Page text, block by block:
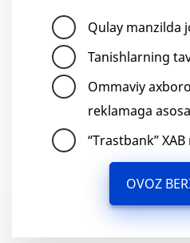
Qulay manzilda
Tanishlarning
Ommaviy
reklamaga
“Trastbank”
OVOZ